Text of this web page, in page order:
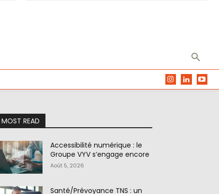
MOST READ
Accessibilité numérique : le
Groupe VYV s’engage encore
Août 5, 2026
Santé/Prévoyance TNS : un